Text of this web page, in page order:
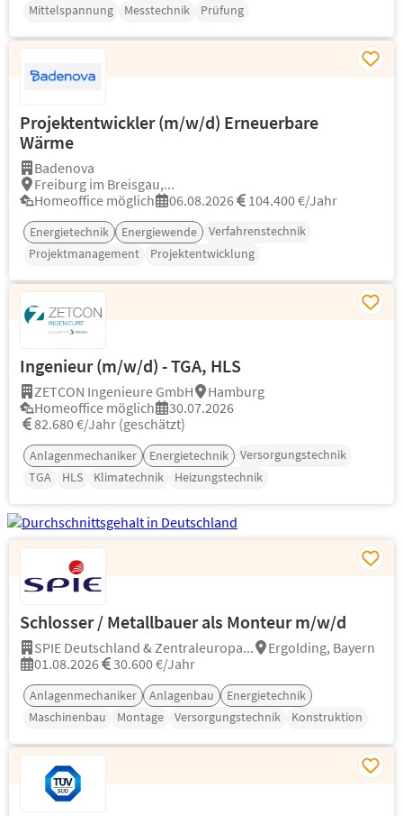
Mittelspannung Messtechnik Prüfung
Projektentwickler (m/w/d) Erneuerbare
Wärme
Badenova
Freiburg im Breisgau,...
Homeoffice möglich
06.08.2026 104.400 €/Jahr
Energietechnik Energiewende
Verfahrenstechnik
Projektmanagement
Projektentwicklung
Ingenieur (m/w/d) - TGA, HLS
ZETCON Ingenieure GmbH
Hamburg
Homeoffice möglich
30.07.2026
82.680 €/Jahr (geschätzt)
Anlagenmechaniker Energietechnik
Versorgungstechnik
TGA
HLS Klimatechnik Heizungstechnik
Schlosser / Metallbauer als Monteur m/w/d
SPIE Deutschland & Zentraleuropa...
Ergolding, Bayern
01.08.2026
30.600 €/Jahr
Anlagenmechaniker Anlagenbau
Energietechnik
Maschinenbau
Montage Versorgungstechnik Konstruktion